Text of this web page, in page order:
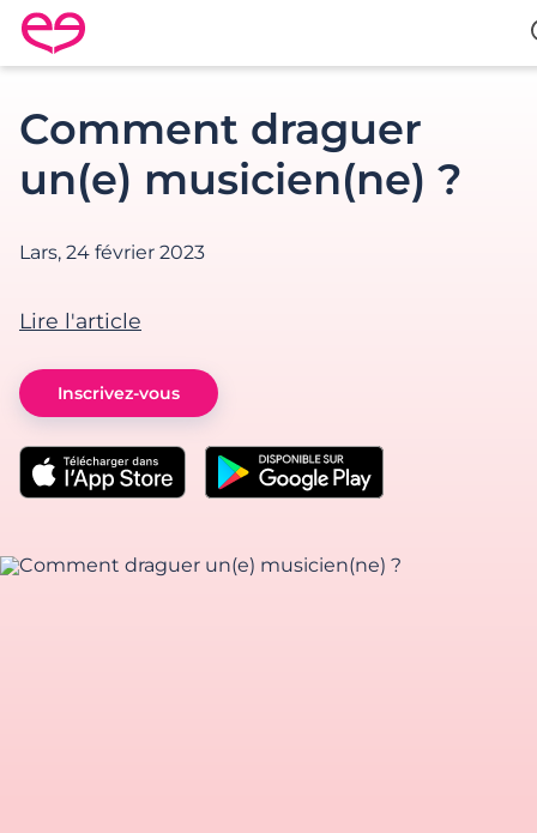
Rencontre en France avec Meetic
Comment draguer
un(e) musicien(ne) ?
Lars, 24 février 2023
Lire l'article
Inscrivez-vous